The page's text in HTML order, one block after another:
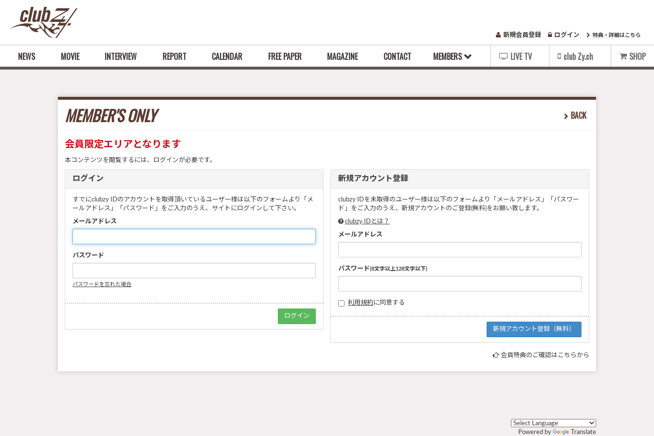
新規会員登録 ログイン 特典・詳細はこちら
NEWS MOVIE INTERVIEW REPORT CALENDAR FREE PAPER MAGAZINE CONTACT MEMBERS LIVE TV club Zy.ch SHOP
MEMBER'S ONLY BACK
会員限定エリアとなります
本コンテンツを閲覧するには、ログインが必要です。
ログイン
すでにclubzy IDのアカウントを取得頂いているユーザー様は以下のフォームより「メ
ールアドレス」「パスワード」をご入力のうえ、サイトにログインして下さい。
メールアドレス
パスワード
パスワードを忘れた場合
新規アカウント登録
clubzy IDを未取得のユーザー様は以下のフォームより「メールアドレス」「パスワー
ド」をご入力のうえ、新規アカウントのご登録(無料)をお願い致します。
clubzy IDとは？
メールアドレス
パスワード(8文字以上128文字以下)
利用規約に同意する
会員特典のご確認はこちらから
Powered by Translate